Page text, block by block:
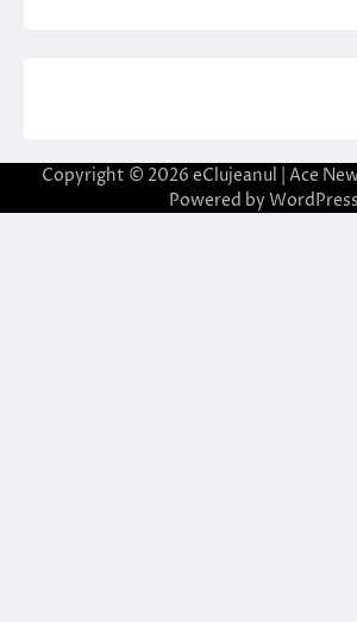
Copyright © 2026 eClujeanul | Ace
Powered by WordPress